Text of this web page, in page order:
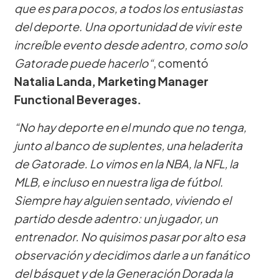
que es para pocos, a todos los entusiastas
del deporte. Una oportunidad de vivir este
increíble evento desde adentro, como solo
Gatorade puede hacerlo“, comentó
Natalia Landa, Marketing Manager
Functional Beverages.
“No hay deporte en el mundo que no tenga,
junto al banco de suplentes, una heladerita
de Gatorade. Lo vimos en la NBA, la NFL, la
MLB, e incluso en nuestra liga de fútbol.
Siempre hay alguien sentado, viviendo el
partido desde adentro: un jugador, un
entrenador. No quisimos pasar por alto esa
observación y decidimos darle a un fanático
del básquet y de la Generación Dorada la